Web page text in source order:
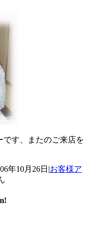
す、またのご来店を
年10月26日 |お客様ア